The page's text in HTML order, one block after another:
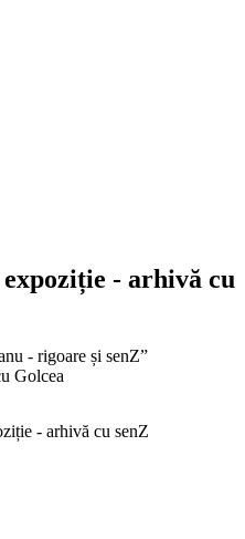
- arhivă cu
- rigoare și senZ”
Golcea